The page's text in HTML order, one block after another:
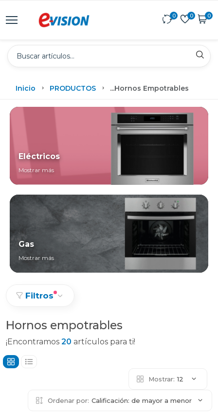
0 0 0
Inicio PRODUCTOS ...Hornos Empotrables
Eléctricos
Mostrar más
Gas
Mostrar más
Filtros
Hornos empotrables
¡Encontramos 20 artículos para ti!
Mostrar: 12
Ordenar por: Calificación: de mayor a menor